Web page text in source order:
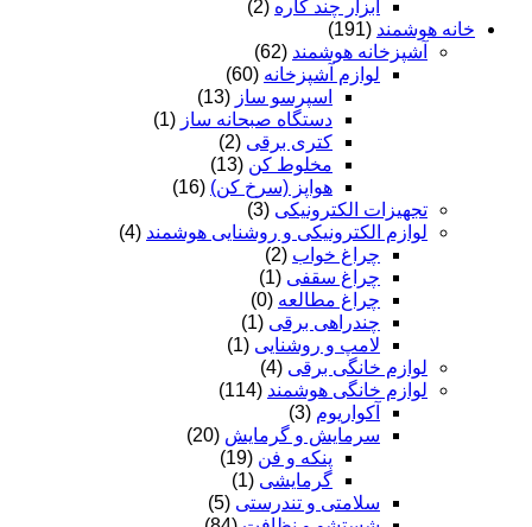
ابزار چند کاره (2)
خانه هوشمند (191)
آشپزخانه هوشمند (62)
لوازم آشپزخانه (60)
اسپرسو ساز (13)
دستگاه صبحانه ساز (1)
کتری برقی (2)
مخلوط کن (13)
هواپز (سرخ کن) (16)
تجهیزات الکترونیکی (3)
لوازم الکترونیکی و روشنایی هوشمند (4)
چراغ خواب (2)
چراغ سقفی (1)
چراغ مطالعه (0)
چندراهی برقی (1)
لامپ و روشنایی (1)
لوازم خانگی برقی (4)
لوازم خانگی هوشمند (114)
آکواریوم (3)
سرمایش و گرمایش (20)
پنکه و فن (19)
گرمایشی (1)
سلامتی و تندرستی (5)